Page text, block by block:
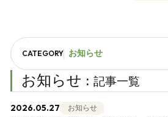
CATEGORY お知らせ
すべて
お知らせ :記事一覧
2026.05.27
お知らせ